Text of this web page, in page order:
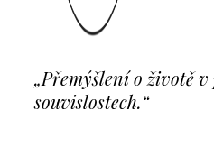
„Přemýšlení o životě
souvislostech.“